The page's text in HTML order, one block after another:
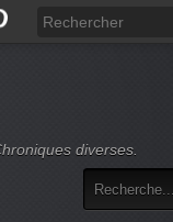
diverses.